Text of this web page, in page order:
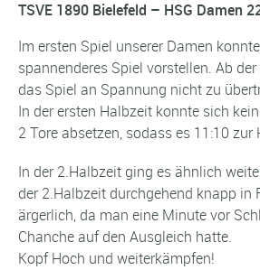
TSVE 1890 Bielefeld – HSG Damen
Im ersten Spiel unserer Damen
spannenderes Spiel vorstellen. Ab
das Spiel an Spannung nicht zu
In der ersten Halbzeit konnte sich
2 Tore absetzen, sodass es 11:10
In der 2.Halbzeit ging es ähnlich
der 2.Halbzeit durchgehend knapp in
ärgerlich, da man eine Minute vor
Chanche auf den Ausgleich hatte.
Kopf Hoch und weiterkämpfen!